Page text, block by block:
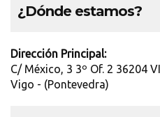
¿Dónde estamos?
Dirección Principal:
C/ México, 3 3º Of. 2 36204
Vigo - (Pontevedra)